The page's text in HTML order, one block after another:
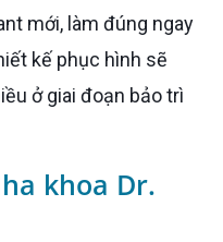
mới, làm đúng ngay
kế phục hình sẽ
ở giai đoạn bảo trì
khoa Dr.